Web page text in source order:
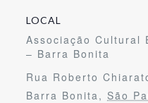
LOCAL
Associação Cultural
– Barra Bonita
Rua Roberto
Barra Bonita , São